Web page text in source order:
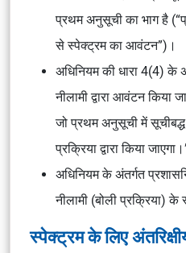
प्रथम अनुसूची का भाग है
से स्पेक्ट्रम का आवंटन”)।
अधिनियम की धारा 4(4) के
नीलामी द्वारा आवंटन किया
जो प्रथम अनुसूची में
प्रक्रिया द्वारा किया
अधिनियम के अंतर्गत
नीलामी (बोली प्रक्रिया)
स्पेक्ट्रम के लिए